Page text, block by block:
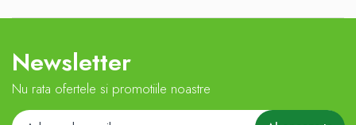
Newsletter
Nu rata ofertele si promotiile noastre